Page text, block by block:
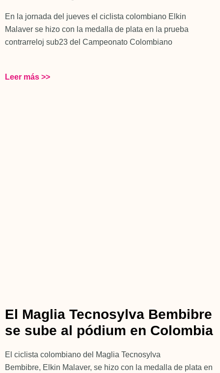
En la jornada del jueves el ciclista colombiano Elkin
Malaver se hizo con la medalla de plata en la prueba
contrarreloj sub23 del Campeonato Colombiano
Leer más >>
El Maglia Tecnosylva Bembibre
se sube al pódium en Colombia
El ciclista colombiano del Maglia Tecnosylva
Bembibre, Elkin Malaver, se hizo con la medalla de plata en